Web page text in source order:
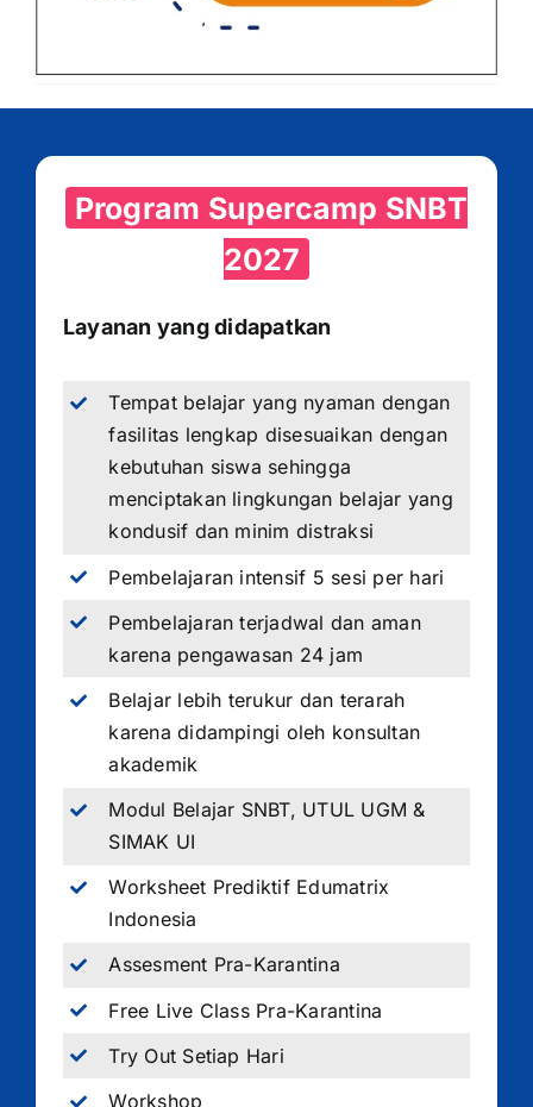
Program Supercamp SNBT
2027
Layanan yang didapatkan
Tempat belajar yang nyaman dengan
fasilitas lengkap disesuaikan dengan
kebutuhan siswa sehingga
menciptakan lingkungan belajar yang
kondusif dan minim distraksi
Pembelajaran intensif 5 sesi per hari
Pembelajaran terjadwal dan aman
karena pengawasan 24 jam
Belajar lebih terukur dan terarah
karena didampingi oleh konsultan
akademik
Modul Belajar SNBT, UTUL UGM &
SIMAK UI
Worksheet Prediktif Edumatrix
Indonesia
Assesment Pra-Karantina
Free Live Class Pra-Karantina
Try Out Setiap Hari
Workshop